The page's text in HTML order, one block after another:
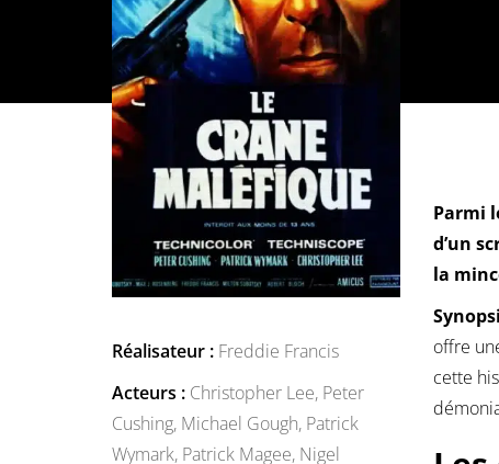
Réalisateur : Freddie Francis
Acteurs : Christopher Lee, Peter
Cushing, Michael Gough, Patrick
Wymark, Patrick Magee, Nigel
Parmi
d’un
la
offre
cette